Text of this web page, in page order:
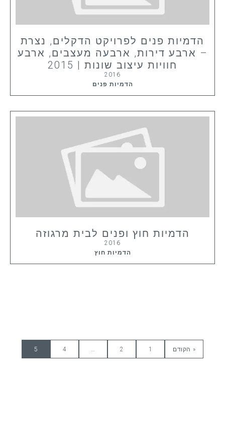
הדמיות פנים לפרויקט הדקלים, נצרת
– ארבע דירות, ארבעה מעצבים, ארבע
חוויות עיצוב שונות | 2015
2016
הדמיות פנים
הדמיות חוץ ופנים לבית מרגוזה
2016
הדמיות חוץ
« הקודם 1
2
4
5